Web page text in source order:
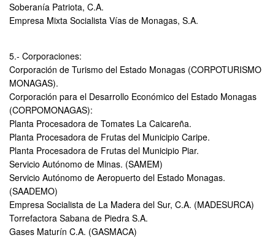
Soberanía Patriota, C.A.
Empresa Mixta Socialista Vías de Monagas, S.A.
5.- Corporaciones:
Corporación de Turismo del Estado Monagas (CORPOTURISMO
MONAGAS).
Corporación para el Desarrollo Económico del Estado Monagas
(CORPOMONAGAS):
Planta Procesadora de Tomates La Caicareña.
Planta Procesadora de Frutas del Municipio Caripe.
Planta Procesadora de Frutas del Municipio Piar.
Servicio Autónomo de Minas. (SAMEM)
Servicio Autónomo de Aeropuerto del Estado Monagas.
(SAADEMO)
Empresa Socialista de La Madera del Sur, C.A. (MADESURCA)
Torrefactora Sabana de Piedra S.A.
Gases Maturín C.A. (GASMACA)